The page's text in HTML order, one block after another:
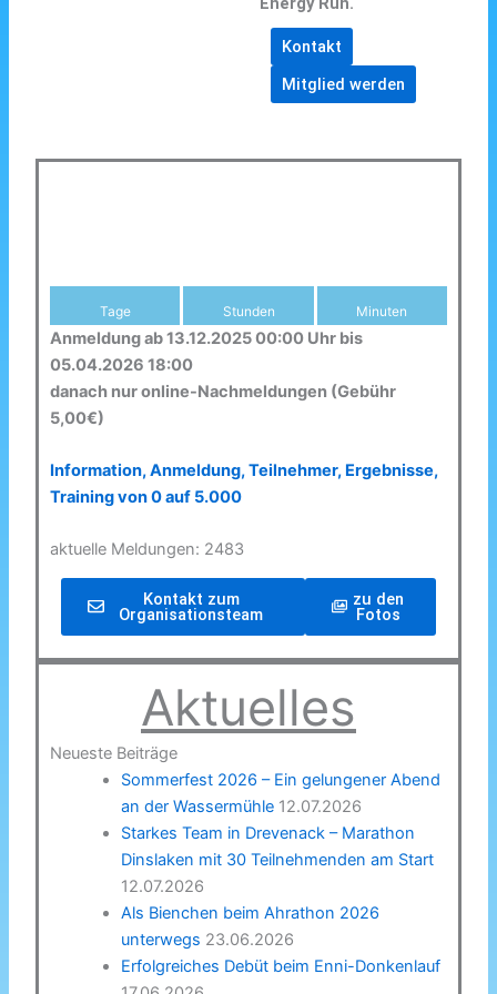
Kontakt
Mitglied werden
Tage Stunden Minuten
Anmeldung ab 13.12.2025 00:00 Uhr bis
05.04.2026 18:00
danach nur online-Nachmeldungen (Gebühr
5,00€)
Information, Anmeldung, Teilnehmer, Ergebnisse,
Training von 0 auf 5.000
aktuelle Meldungen: 2483
Kontakt zum
Organisationsteam
zu den
Fotos
Aktuelles
Neueste Beiträge
Sommerfest 2026 – Ein gelungener Abend
an der Wassermühle 12.07.2026
Starkes Team in Drevenack – Marathon
Dinslaken mit 30 Teilnehmenden am Start
12.07.2026
Als Bienchen beim Ahrathon 2026
unterwegs 23.06.2026
Erfolgreiches Debüt beim Enni-Donkenlauf